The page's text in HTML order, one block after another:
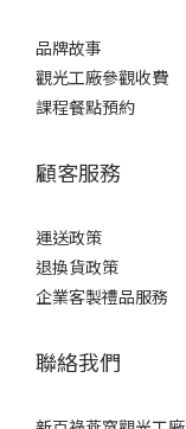
品牌故事
觀光工廠參觀收費
課程餐點預約
顧客服務
運送政策
退換貨政策
企業客製禮品服務
聯絡我們